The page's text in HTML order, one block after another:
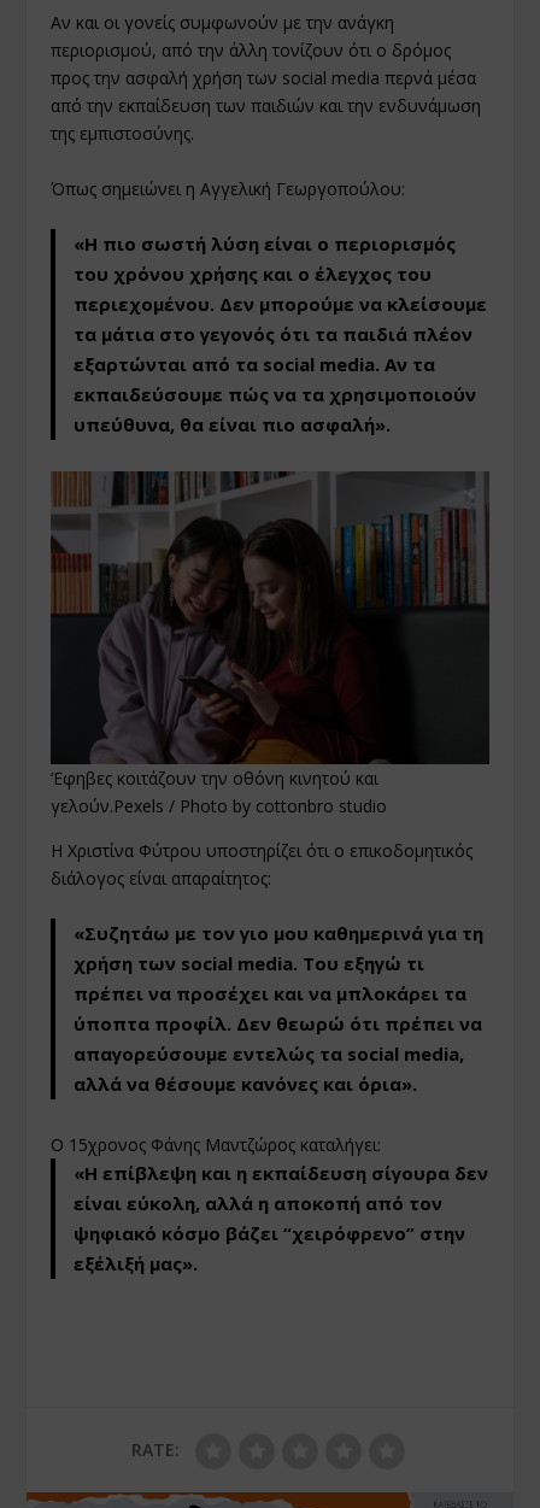
Αν και οι γονείς συμφωνούν με την ανάγκη
περιορισμού, από την άλλη τονίζουν ότι ο δρόμος
προς την ασφαλή χρήση των social media περνά μέσα
από την εκπαίδευση των παιδιών και την ενδυνάμωση
της εμπιστοσύνης.
Όπως σημειώνει η Αγγελική Γεωργοπούλου:
«Η πιο σωστή λύση είναι ο περιορισμός
του χρόνου χρήσης και ο έλεγχος του
περιεχομένου. Δεν μπορούμε να κλείσουμε
τα μάτια στο γεγονός ότι τα παιδιά πλέον
εξαρτώνται από τα social media. Αν τα
εκπαιδεύσουμε πώς να τα χρησιμοποιούν
υπεύθυνα, θα είναι πιο ασφαλή».
‘Εφηβες κοιτάζουν την οθόνη κινητού και
γελούν.Pexels / Photo by cottonbro studio
Η Χριστίνα Φύτρου υποστηρίζει ότι ο επικοδομητικός
διάλογος είναι απαραίτητος:
«Συζητάω με τον γιο μου καθημερινά για τη
χρήση των social media. Του εξηγώ τι
πρέπει να προσέχει και να μπλοκάρει τα
ύποπτα προφίλ. Δεν θεωρώ ότι πρέπει να
απαγορεύσουμε εντελώς τα social media,
αλλά να θέσουμε κανόνες και όρια».
Ο 15χρονος Φάνης Μαντζώρος καταλήγει:
«Η επίβλεψη και η εκπαίδευση σίγουρα δεν
είναι εύκολη, αλλά η αποκοπή από τον
ψηφιακό κόσμο βάζει “χειρόφρενο” στην
εξέλιξή μας».
RATE: